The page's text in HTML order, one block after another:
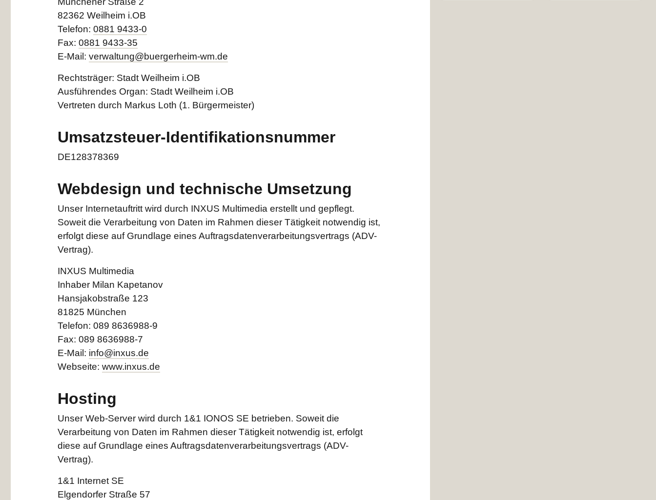
82362 Weilheim i.OB
Telefon: 0881 9433-0
Fax: 0881 9433-35
E-Mail: verwaltung@buergerheim-wm.de
Rechtsträger: Stadt Weilheim i.OB
Ausführendes Organ: Stadt Weilheim i.OB
Vertreten durch Markus Loth (1. Bürgermeister)
Umsatzsteuer-Identifikationsnummer
DE128378369
Webdesign und technische Umsetzung
Unser Internetauftritt wird durch INXUS Multimedia erstellt und gepflegt.
Soweit die Verarbeitung von Daten im Rahmen dieser Tätigkeit notwendig ist,
erfolgt diese auf Grundlage eines Auftragsdatenverarbeitungsvertrags (ADV-
Vertrag).
INXUS Multimedia
Inhaber Milan Kapetanov
Hansjakobstraße 123
81825 München
Telefon: 089 8636988-9
Fax: 089 8636988-7
E-Mail: info@inxus.de
Webseite: www.inxus.de
Hosting
Unser Web-Server wird durch 1&1 IONOS SE betrieben. Soweit die
Verarbeitung von Daten im Rahmen dieser Tätigkeit notwendig ist, erfolgt
diese auf Grundlage eines Auftragsdatenverarbeitungsvertrags (ADV-
Vertrag).
1&1 Internet SE
Elgendorfer Straße 57